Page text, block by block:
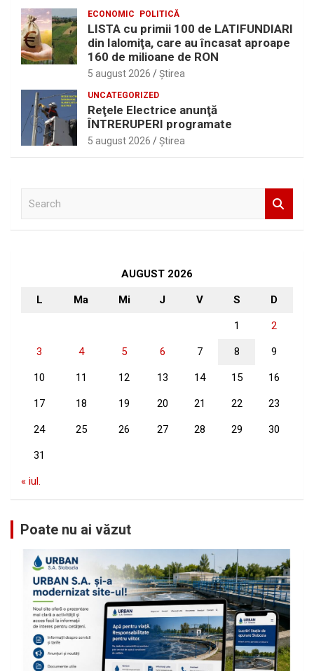
ECONOMIC POLITICĂ
LISTA cu primii 100 de LATIFUNDIARI
din Ialomiţa, care au încasat aproape
160 de milioane de RON
5 august 2026 Ştirea
UNCATEGORIZED
Reţele Electrice anunţă
ÎNTRERUPERI programate
5 august 2026 Ştirea
AUGUST 2026
L Ma Mi J V S D
1 2
3 4 5 6 7 8 9
10 11 12 13 14 15 16
17 18 19 20 21 22 23
24 25 26 27 28 29 30
31
« iul.
Poate nu ai văzut